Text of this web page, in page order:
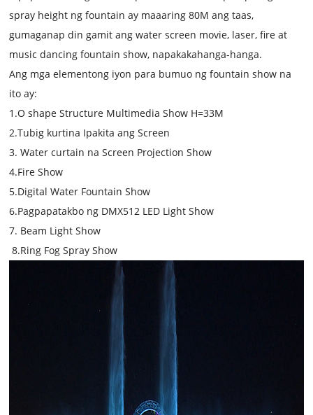
spray height ng fountain ay maaaring 80M ang taas,
gumaganap din gamit ang water screen movie, laser, fire at
music dancing fountain show, napakakahanga-hanga.
Ang mga elementong iyon para bumuo ng fountain show na
ito ay:
1.O shape Structure Multimedia Show H=33M
2.Tubig kurtina Ipakita ang Screen
3. Water curtain na Screen Projection Show
4.Fire Show
5.Digital Water Fountain Show
6.Pagpapatakbo ng DMX512 LED Light Show
7. Beam Light Show
8.Ring Fog Spray Show